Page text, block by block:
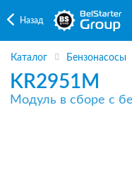
Назад
Каталог Бензонасосы
KR2951M
Модуль в сборе с